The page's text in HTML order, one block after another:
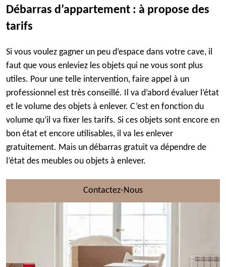
Débarras d’appartement : à propose des
tarifs
Si vous voulez gagner un peu d’espace dans votre cave, il
faut que vous enleviez les objets qui ne vous sont plus
utiles. Pour une telle intervention, faire appel à un
professionnel est très conseillé. Il va d’abord évaluer l’état
et le volume des objets à enlever. C’est en fonction du
volume qu’il va fixer les tarifs. Si ces objets sont encore en
bon état et encore utilisables, il va les enlever
gratuitement. Mais un débarras gratuit va dépendre de
l’état des meubles ou objets à enlever.
Contactez-Nous